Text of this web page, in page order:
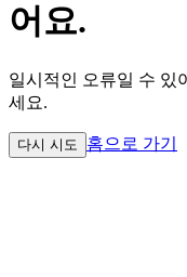
어요.
일시적인 오류일 수 있
세요.
다시 시도 홈으로 가기